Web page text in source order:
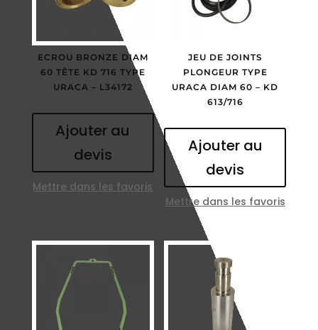
ECROU BRONZE DIAM
60 TÊTE KD 716 TYPE
URACA – L34172
Ajouter au
devis
Mettre dans les favoris
JEU DE JOINTS
PLONGEUR TYPE
URACA DIAM 60 – KD
613/716
Ajouter au
devis
Mettre dans les favoris